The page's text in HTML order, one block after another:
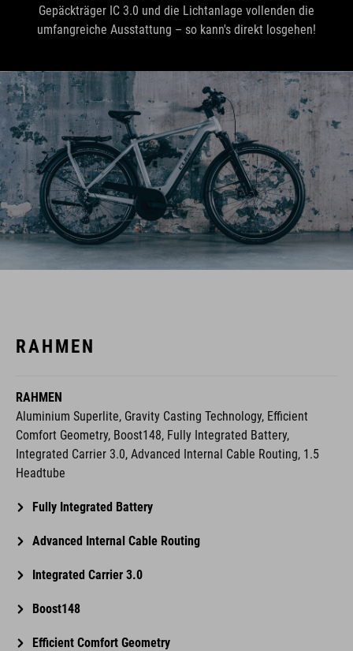
Gepäckträger IC 3.0 und die Lichtanlage vollenden die
umfangreiche Ausstattung – so kann's direkt losgehen!
RAHMEN
RAHMEN
Aluminium Superlite, Gravity Casting Technology, Efficient
Comfort Geometry, Boost148, Fully Integrated Battery,
Integrated Carrier 3.0, Advanced Internal Cable Routing, 1.5
Headtube
Fully Integrated Battery
Advanced Internal Cable Routing
Integrated Carrier 3.0
Boost148
Efficient Comfort Geometry